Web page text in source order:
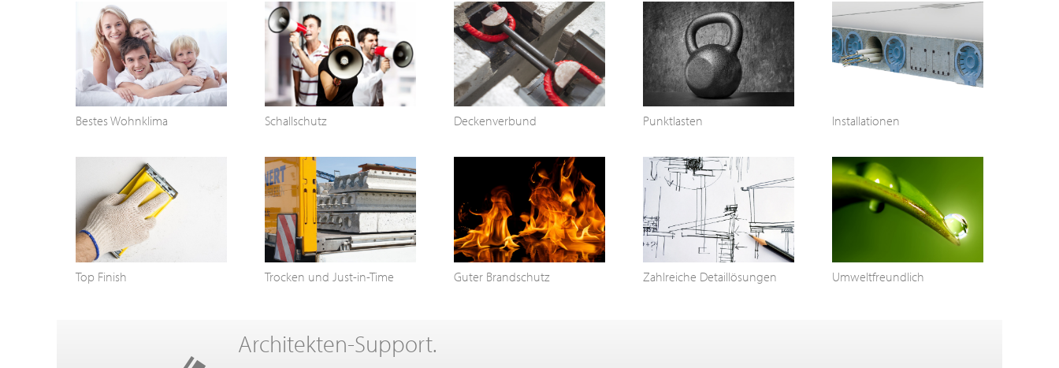
Bestes Wohnklima Schallschutz Deckenverbund Punktlasten Installationen
Top Finish Trocken und Just-in-Time Guter Brandschutz Zahlreiche Detaillösungen Umweltfreundlich
Architekten-Support.